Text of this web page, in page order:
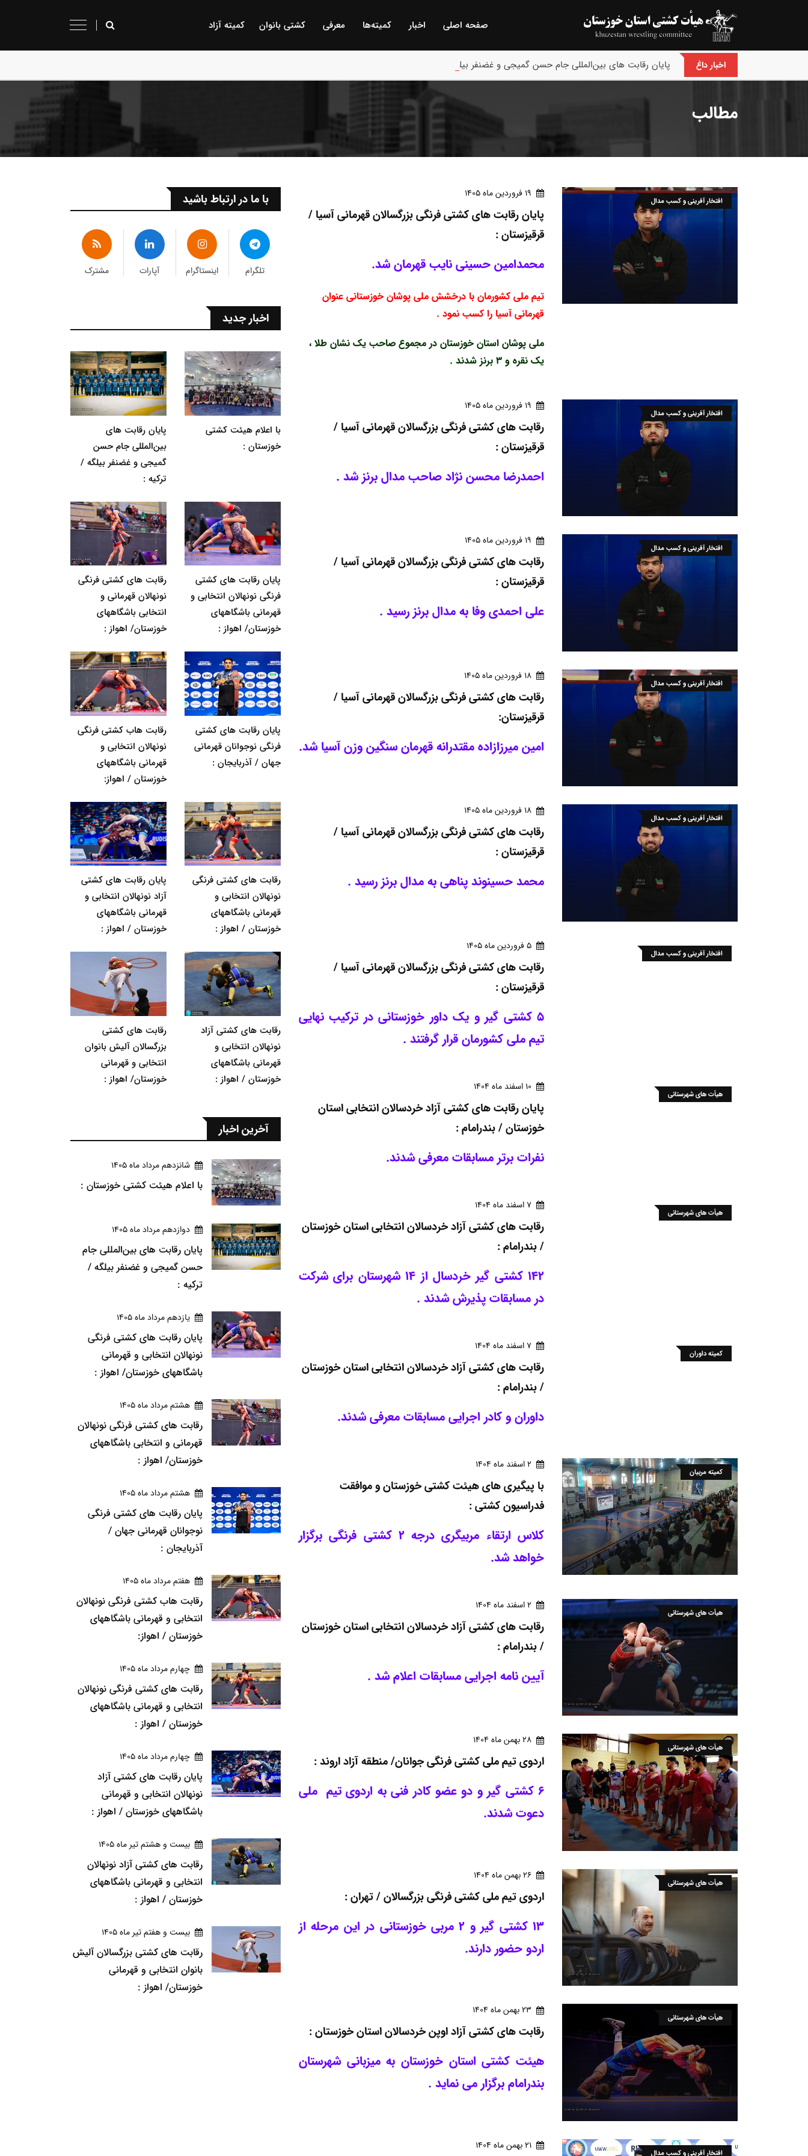
صفحه اصلی اخبار كمیته‌ها معرفی كشتی بانوان کمیته آزاد
اخبار داغ پایان رقابت های بین‌المللی جام حسن گمیجی و غضنفر بیلگه / ترکیه :
مطالب
افتخار آفرینی و کسب مدال
19 فروردين ماه 1405
پایان رقابت های کشتی فرنگی بزرگسالان قهرمانی آسیا /
قرقیزستان :
محمدامین حسینی نایب قهرمان شد.
تیم ملی کشورمان با درخشش ملی پوشان خوزستانی عنوان
قهرمانی آسیا را کسب نمود .
ملی پوشان استان خوزستان در مجموع صاحب یک نشان طلا ،
یک نقره و 3 برنز شدند .
افتخار آفرینی و کسب مدال
19 فروردين ماه 1405
رقابت های کشتی فرنگی بزرگسالان قهرمانی آسیا /
قرقیزستان :
احمدرضا محسن نژاد صاحب مدال برنز شد .
افتخار آفرینی و کسب مدال
19 فروردين ماه 1405
رقابت های کشتی فرنگی بزرگسالان قهرمانی آسیا /
قرقیزستان :
علی احمدی وفا به مدال برنز رسید .
افتخار آفرینی و کسب مدال
18 فروردين ماه 1405
رقابت های کشتی فرنگی بزرگسالان قهرمانی آسیا /
قرقیزستان:
امین میرزازاده مقتدرانه قهرمان سنگین وزن آسیا شد.
افتخار آفرینی و کسب مدال
18 فروردين ماه 1405
رقابت های کشتی فرنگی بزرگسالان قهرمانی آسیا /
قرقیزستان :
محمد حسینوند پناهی به مدال برنز رسید .
افتخار آفرینی و کسب مدال
5 فروردين ماه 1405
رقابت های کشتی فرنگی بزرگسالان قهرمانی آسیا /
قرقیزستان :
5 کشتی گیر و یک داور خوزستانی در ترکیب نهایی
تیم ملی کشورمان قرار گرفتند .
هیأت های شهرستانی
10 اسفند ماه 1404
پایان رقابت های کشتی آزاد خردسالان انتخابی استان
خوزستان / بندرامام :
نفرات برتر مسابقات معرفی شدند.
هیأت های شهرستانی
7 اسفند ماه 1404
رقابت های کشتی آزاد خردسالان انتخابی استان خوزستان
/ بندرامام :
142 کشتی گیر خردسال از 14 شهرستان برای شرکت
در مسابقات پذیرش شدند .
کمیته داوران
7 اسفند ماه 1404
رقابت های کشتی آزاد خردسالان انتخابی استان خوزستان
/ بندرامام :
داوران و کادر اجرایی مسابقات معرفی شدند.
کمیته مربیان
2 اسفند ماه 1404
با پیگیری های هیئت کشتی خوزستان و موافقت
فدراسیون کشتی :
کلاس ارتقاء مربیگری درجه 2 کشتی فرنگی برگزار
خواهد شد.
هیأت های شهرستانی
2 اسفند ماه 1404
رقابت های کشتی آزاد خردسالان انتخابی استان خوزستان
/ بندرامام :
آیین نامه اجرایی مسابقات اعلام شد .
هیأت های شهرستانی
28 بهمن ماه 1404
اردوی تیم ملی کشتی فرنگی جوانان/ منطقه آزاد اروند :
6 کشتی گیر و دو عضو کادر فنی به اردوی تیم ملی
دعوت شدند.
هیأت های شهرستانی
26 بهمن ماه 1404
اردوی تیم ملی کشتی فرنگی بزرگسالان / تهران :
13 کشتی گیر و 2 مربی خوزستانی در این مرحله از
اردو حضور دارند.
هیأت های شهرستانی
23 بهمن ماه 1404
رقابت های کشتی آزاد اوپن خردسالان استان خوزستان :
هیئت کشتی استان خوزستان به میزبانی شهرستان
بندرامام برگزار می نماید .
افتخار آفرینی و کسب مدال
21 بهمن ماه 1404
با ما در ارتباط باشید
تلگرام اینستاگرام آپارات مشترک
اخبار جدید
با اعلام هیئت کشتی
خوزستان :
پایان رقابت های
بین‌المللی جام حسن
گمیجی و غضنفر بیلگه /
ترکیه :
پایان رقابت های کشتی
فرنگی نونهالان انتخابی و
قهرمانی باشگاههای
خوزستان/ اهواز :
رقابت های کشتی فرنگی
نونهالان قهرمانی و
انتخابی باشگاههای
خوزستان/ اهواز :
پایان رقابت های کشتی
فرنگی نوجوانان قهرمانی
جهان / آذربایجان :
رقابت هاب کشتی فرنگی
نونهالان انتخابی و
قهرمانی باشگاههای
خوزستان / اهواز:
رقابت های کشتی فرنگی
نونهالان انتخابی و
قهرمانی باشگاههای
خوزستان / اهواز :
پایان رقابت های کشتی
آزاد نونهالان انتخابی و
قهرمانی باشگاههای
خوزستان / اهواز :
رقابت های کشتی آزاد
نونهالان انتخابی و
قهرمانی باشگاههای
خوزستان / اهواز :
رقابت های کشتی
بزرگسالان آلیش بانوان
انتخابی و قهرمانی
خوزستان/ اهواز :
آخرین اخبار
شانزدهم مرداد ماه 1405
با اعلام هیئت کشتی خوزستان :
دوازدهم مرداد ماه 1405
پایان رقابت های بین‌المللی جام
حسن گمیجی و غضنفر بیلگه /
ترکیه :
يازدهم مرداد ماه 1405
پایان رقابت های کشتی فرنگی
نونهالان انتخابی و قهرمانی
باشگاههای خوزستان/ اهواز :
هشتم مرداد ماه 1405
رقابت های کشتی فرنگی نونهالان
قهرمانی و انتخابی باشگاههای
خوزستان/ اهواز :
هشتم مرداد ماه 1405
پایان رقابت های کشتی فرنگی
نوجوانان قهرمانی جهان /
آذربایجان :
هفتم مرداد ماه 1405
رقابت هاب کشتی فرنگی نونهالان
انتخابی و قهرمانی باشگاههای
خوزستان / اهواز:
چهارم مرداد ماه 1405
رقابت های کشتی فرنگی نونهالان
انتخابی و قهرمانی باشگاههای
خوزستان / اهواز :
چهارم مرداد ماه 1405
پایان رقابت های کشتی آزاد
نونهالان انتخابی و قهرمانی
باشگاههای خوزستان / اهواز :
بيست و هشتم تير ماه 1405
رقابت های کشتی آزاد نونهالان
انتخابی و قهرمانی باشگاههای
خوزستان / اهواز :
بيست و هفتم تير ماه 1405
رقابت های کشتی بزرگسالان آلیش
بانوان انتخابی و قهرمانی
خوزستان/ اهواز :